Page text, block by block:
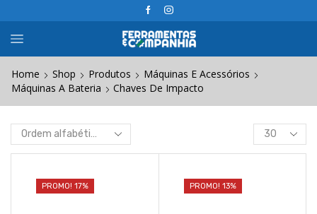
Home Shop Produtos
Máquinas E Acessórios
Máquinas A Bateria
Chaves De Impacto
Products
per
PROMO! 17% PROMO! 13%